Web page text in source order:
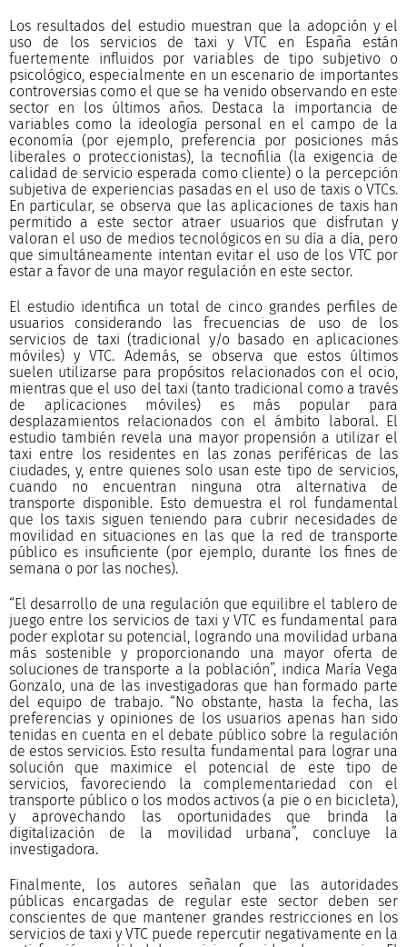
Los resultados del estudio muestran que la adopción y el
uso de los servicios de taxi y VTC en España están
fuertemente influidos por variables de tipo subjetivo o
psicológico, especialmente en un escenario de importantes
controversias como el que se ha venido observando en este
sector en los últimos años. Destaca la importancia de
variables como la ideología personal en el campo de la
economía (por ejemplo, preferencia por posiciones más
liberales o proteccionistas), la tecnofilia (la exigencia de
calidad de servicio esperada como cliente) o la percepción
subjetiva de experiencias pasadas en el uso de taxis o VTCs.
En particular, se observa que las aplicaciones de taxis han
permitido a este sector atraer usuarios que disfrutan y
valoran el uso de medios tecnológicos en su día a día, pero
que simultáneamente intentan evitar el uso de los VTC por
estar a favor de una mayor regulación en este sector.
El estudio identifica un total de cinco grandes perfiles de
usuarios considerando las frecuencias de uso de los
servicios de taxi (tradicional y/o basado en aplicaciones
móviles) y VTC. Además, se observa que estos últimos
suelen utilizarse para propósitos relacionados con el ocio,
mientras que el uso del taxi (tanto tradicional como a través
de aplicaciones móviles) es más popular para
desplazamientos relacionados con el ámbito laboral. El
estudio también revela una mayor propensión a utilizar el
taxi entre los residentes en las zonas periféricas de las
ciudades, y, entre quienes solo usan este tipo de servicios,
cuando no encuentran ninguna otra alternativa de
transporte disponible. Esto demuestra el rol fundamental
que los taxis siguen teniendo para cubrir necesidades de
movilidad en situaciones en las que la red de transporte
público es insuficiente (por ejemplo, durante los fines de
semana o por las noches).
“El desarrollo de una regulación que equilibre el tablero de
juego entre los servicios de taxi y VTC es fundamental para
poder explotar su potencial, logrando una movilidad urbana
más sostenible y proporcionando una mayor oferta de
soluciones de transporte a la población”, indica María Vega
Gonzalo, una de las investigadoras que han formado parte
del equipo de trabajo. “No obstante, hasta la fecha, las
preferencias y opiniones de los usuarios apenas han sido
tenidas en cuenta en el debate público sobre la regulación
de estos servicios. Esto resulta fundamental para lograr una
solución que maximice el potencial de este tipo de
servicios, favoreciendo la complementariedad con el
transporte público o los modos activos (a pie o en bicicleta),
y aprovechando las oportunidades que brinda la
digitalización de la movilidad urbana”, concluye la
investigadora.
Finalmente, los autores señalan que las autoridades
públicas encargadas de regular este sector deben ser
conscientes de que mantener grandes restricciones en los
servicios de taxi y VTC puede repercutir negativamente en la